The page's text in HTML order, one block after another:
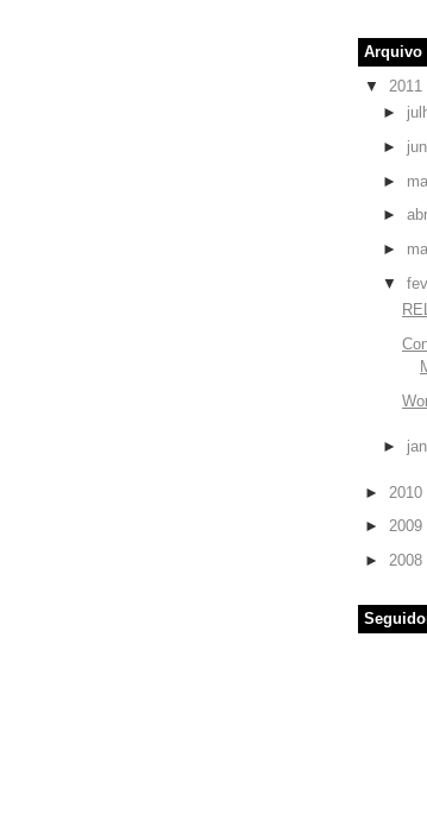
Arquivo
▼ 2011
►
►
►
►
►
▼
►
► 2010
► 2009
► 2008